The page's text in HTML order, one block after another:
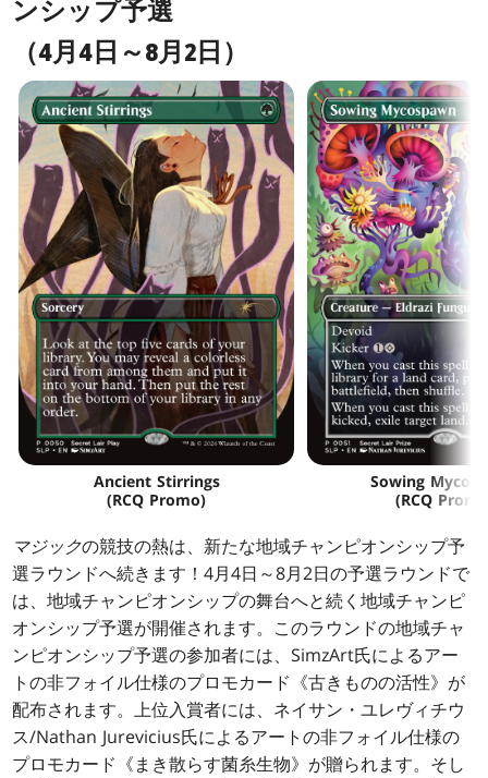
ンシップ予選
（4月4日～8月2日）
Ancient Stirrings
(RCQ Promo)
Sowing
(RCQ
マジックの競技の熱は、新たな地域チャンピオンシップ予
選ラウンドへ続きます！4月4日～8月2日の予選ラウンドで
は、地域チャンピオンシップの舞台へと続く地域チャンピ
オンシップ予選が開催されます。このラウンドの地域チャ
ンピオンシップ予選の参加者には、SimzArt氏によるアー
トの非フォイル仕様のプロモカード《古きものの活性》が
配布されます。上位入賞者には、ネイサン・ユレヴィチウ
ス/Nathan Jurevicius氏によるアートの非フォイル仕様の
プロモカード《まき散らす菌糸生物》が贈られます。そし